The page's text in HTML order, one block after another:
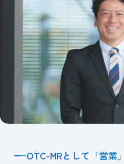
OTC-MRとして「営業